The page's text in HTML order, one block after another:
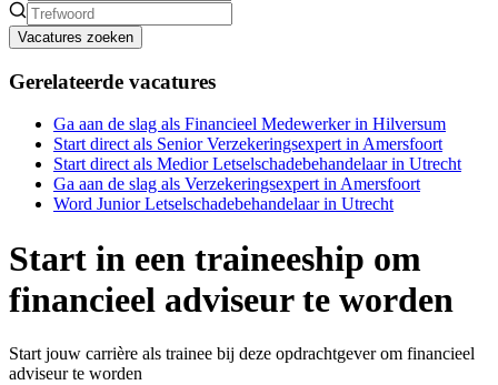
Vacatures zoeken
Gerelateerde vacatures
Ga aan de slag als Financieel Medewerker in Hilversum
Start direct als Senior Verzekeringsexpert in Amersfoort
Start direct als Medior Letselschadebehandelaar in Utrecht
Ga aan de slag als Verzekeringsexpert in Amersfoort
Word Junior Letselschadebehandelaar in Utrecht
Start in een traineeship om
financieel adviseur te worden
Start jouw carrière als trainee bij deze opdrachtgever om financieel
adviseur te worden